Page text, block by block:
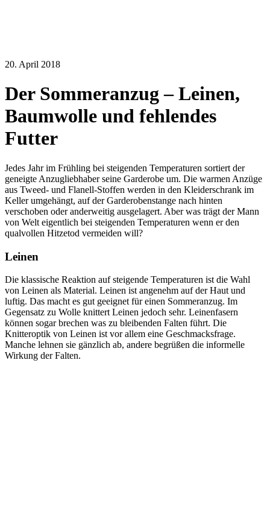
20. April 2018
Der Sommeranzug – Leinen,
Baumwolle und fehlendes
Futter
Jedes Jahr im Frühling bei steigenden Temperaturen sortiert der
geneigte Anzugliebhaber seine Garderobe um. Die warmen Anzüge
aus Tweed- und Flanell-Stoffen werden in den Kleiderschrank im
Keller umgehängt, auf der Garderobenstange nach hinten
verschoben oder anderweitig ausgelagert. Aber was trägt der Mann
von Welt eigentlich bei steigenden Temperaturen wenn er den
qualvollen Hitzetod vermeiden will?
Leinen
Die klassische Reaktion auf steigende Temperaturen ist die Wahl
von Leinen als Material. Leinen ist angenehm auf der Haut und
luftig. Das macht es gut geeignet für einen Sommeranzug. Im
Gegensatz zu Wolle knittert Leinen jedoch sehr. Leinenfasern
können sogar brechen was zu bleibenden Falten führt. Die
Knitteroptik von Leinen ist vor allem eine Geschmacksfrage.
Manche lehnen sie gänzlich ab, andere begrüßen die informelle
Wirkung der Falten.